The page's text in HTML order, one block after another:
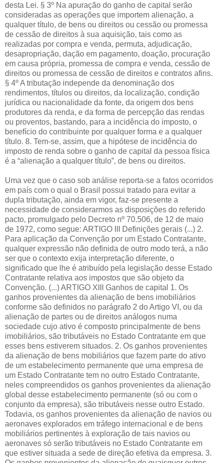
desta Lei. § 3º Na apuração do ganho de capital serão
consideradas as operações que importem alienação, a
qualquer título, de bens ou direitos ou cessão ou promessa
de cessão de direitos à sua aquisição, tais como as
realizadas por compra e venda, permuta, adjudicação,
desapropriação, dação em pagamento, doação, procuração
em causa própria, promessa de compra e venda, cessão de
direitos ou promessa de cessão de direitos e contratos afins.
§ 4º A tributação independe da denominação dos
rendimentos, títulos ou direitos, da localização, condição
jurídica ou nacionalidade da fonte, da origem dos bens
produtores da renda, e da forma de percepção das rendas
ou proventos, bastando, para a incidência do imposto, o
benefício do contribuinte por qualquer forma e a qualquer
título. 8. Tem-se, assim, que a hipótese de incidência do
imposto de renda sobre o ganho de capital da pessoa física
é a “alienação a qualquer título”, de bens ou direitos.
Uma vez que o caso sob análise reporta-se a fatos ocorridos
em país com o qual o Brasil possui tratado para evitar a
dupla tributação, ainda em vigor, faz-se presente a
necessidade de considerarmos as disposições do referido
pacto, promulgado pelo Decreto nº 70.506, de 12 de maio
de 1972, como segue: ARTIGO III Definições gerais (...) 2.
Para aplicação da Convenção por um Estado Contratante,
qualquer expressão não definida de outro modo terá, a não
ser que o contexto exija interpretação diferente, o
significado que lhe é atribuído pela legislação desse Estado
Contratante relativa aos impostos que são objeto da
Convenção. (...) ARTIGO XIII Ganhos de capital 1. Os
ganhos provenientes da alienação de bens imobiliários
conforme são definidos no parágrafo 2 do Artigo VI, ou da
alienação de partes ou de direitos análogos numa
sociedade cujo ativo é composto principalmente de bens
imobiliários, são tributáveis no Estado Contratante em que
esses bens estiverem situados. 2. Os ganhos provenientes
da alienação de bens mobiliários que fazem parte do ativo
de um estabelecimento permanente que uma empresa de
um Estado Contratante tem no outro Estado Contratante,
neles compreendidos os ganhos provenientes da alienação
global desse estabelecimento permanente (só ou com o
conjunto da empresa), são tributáveis nesse outro Estado.
Todavia, os ganhos provenientes da alienação de navios ou
aeronaves explorados em tráfego internacional e de bens
mobiliários pertinentes à exploração de tais navios ou
aeronaves só serão tributáveis no Estado Contratante em
que estiver situada a sede de direção efetiva da empresa. 3.